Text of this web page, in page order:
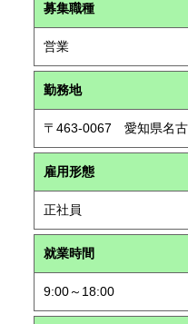
募集職種
営業
勤務地
〒463-0067 愛知県名
雇用形態
正社員
就業時間
9:00～18:00